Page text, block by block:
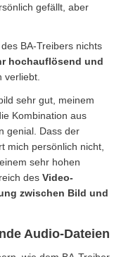
gefällt, aber
BA-Treibers nichts
hochauflösend und
verliebt.
sehr gut, meinem
Kombination aus
genial. Dass der
mich persönlich nicht,
sehr hohen
des Video-
zwischen Bild und
Audio-Dateien